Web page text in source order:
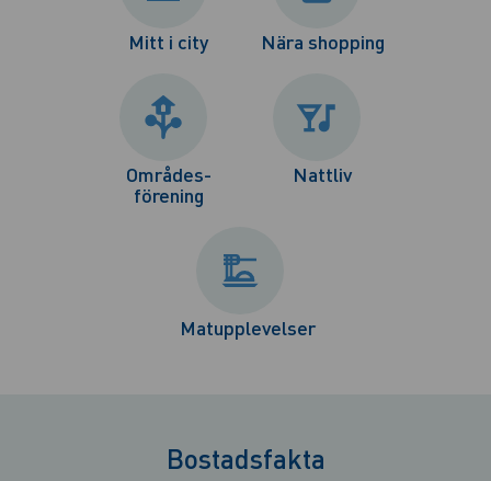
Mitt i city Nära shopping
Områdes-
förening
Nattliv
Matupplevelser
Bostadsfakta